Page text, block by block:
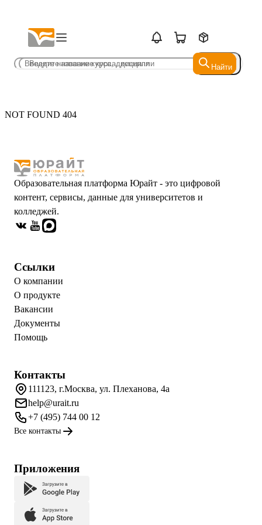
Найти
Найти
NOT FOUND 404
Образовательная платформа Юрайт - это цифровой
контент, сервисы, данные для университетов и
колледжей.
Ссылки
О компании
О продукте
Вакансии
Документы
Помощь
Контакты
111123, г.Москва, ул. Плеханова, 4а
help@urait.ru
+7 (495) 744 00 12
Все контакты
Приложения